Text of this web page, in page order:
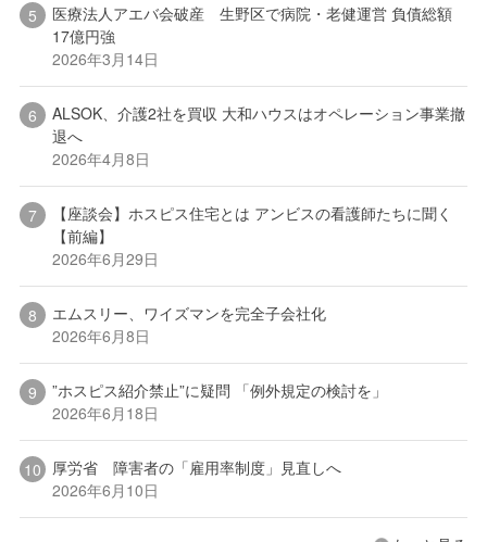
医療法人アエバ会破産 生野区で病院・老健運営 負債総額
17億円強
2026年3月14日
ALSOK、介護2社を買収 大和ハウスはオペレーション事業撤
退へ
2026年4月8日
【座談会】ホスピス住宅とは アンビスの看護師たちに聞く
【前編】
2026年6月29日
エムスリー、ワイズマンを完全子会社化
2026年6月8日
”ホスピス紹介禁止”に疑問 「例外規定の検討を」
2026年6月18日
厚労省 障害者の「雇用率制度」見直しへ
2026年6月10日